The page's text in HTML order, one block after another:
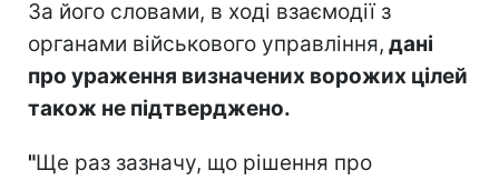
За його словами, в ході взаємодії з
органами військового управління, дані
про ураження визначених ворожих цілей
також не підтверджено.
"Ще раз зазначу, що рішення про